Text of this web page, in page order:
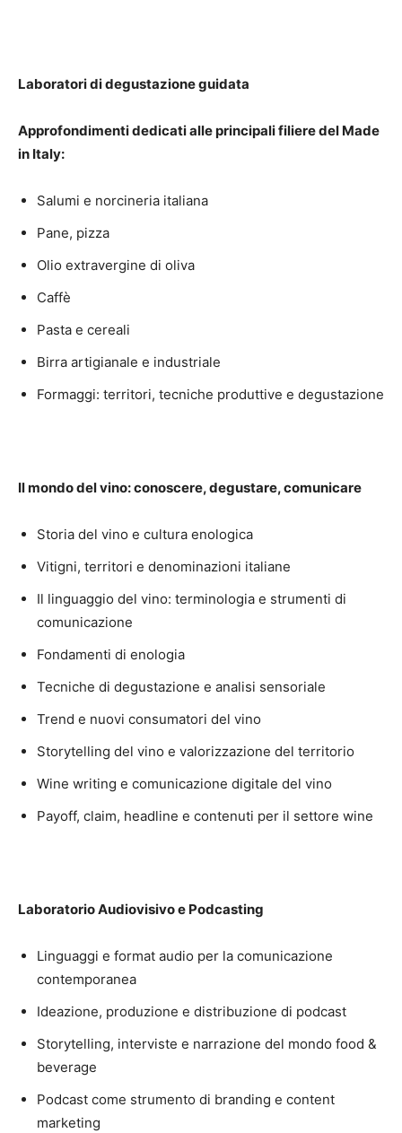
Laboratori di degustazione guidata
Approfondimenti dedicati alle principali filiere del Made
in Italy:
Salumi e norcineria italiana
Pane, pizza
Olio extravergine di oliva
Caffè
Pasta e cereali
Birra artigianale e industriale
Formaggi: territori, tecniche produttive e degustazione
Il mondo del vino: conoscere, degustare, comunicare
Storia del vino e cultura enologica
Vitigni, territori e denominazioni italiane
Il linguaggio del vino: terminologia e strumenti di
comunicazione
Fondamenti di enologia
Tecniche di degustazione e analisi sensoriale
Trend e nuovi consumatori del vino
Storytelling del vino e valorizzazione del territorio
Wine writing e comunicazione digitale del vino
Payoff, claim, headline e contenuti per il settore wine
Laboratorio Audiovisivo e Podcasting
Linguaggi e format audio per la comunicazione
contemporanea
Ideazione, produzione e distribuzione di podcast
Storytelling, interviste e narrazione del mondo food &
beverage
Podcast come strumento di branding e content
marketing